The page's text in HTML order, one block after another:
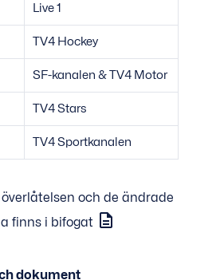
Live 1
TV4 Hockey
SF-kanalen & TV4 Motor
TV4 Stars
TV4 Sportkanalen
och de ändrade
finns i bifogat
dokument